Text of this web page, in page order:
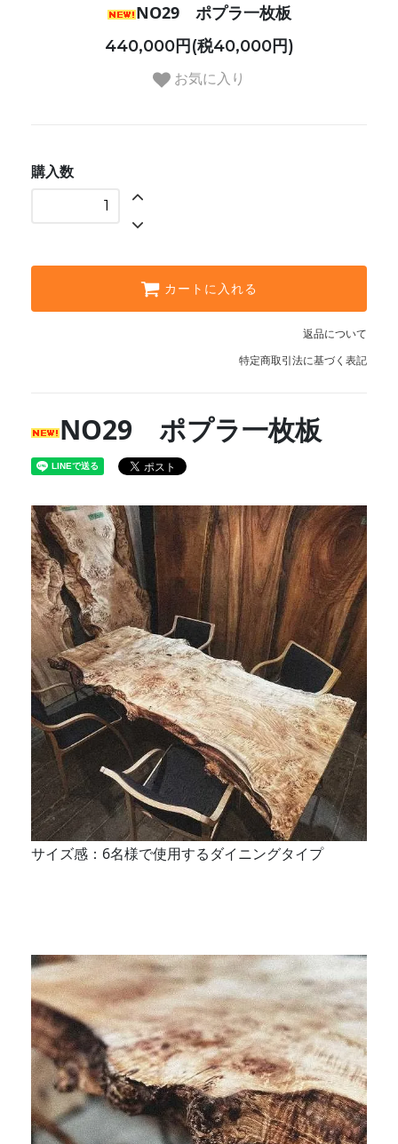
NO29 ポプラ一枚板
440,000円(税40,000円)
お気に入り
購入数
カートに入れる
返品について
特定商取引法に基づく表記
NO29 ポプラ一枚板
サイズ感：6名様で使用するダイニングタイプ